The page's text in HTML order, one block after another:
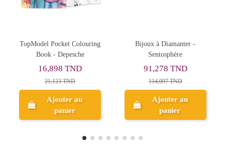
Bijoux à Diamanter -
Sentosphère
91,278 TND
114,097 TND
Ajouter au
panier
Aquarellum, Paysages
Tropicaux - SentoSphère
67,897 TND
Aperçu